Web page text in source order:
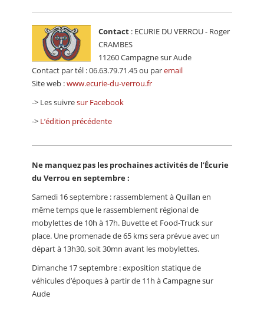
Contact : ECURIE DU VERROU - Roger
CRAMBES
11260 Campagne sur Aude
Contact par tél : 06.63.79.71.45 ou paremail
Site web :www.ecurie-du-verrou.fr
-> Les suivresur Facebook
-> L’édition précédente
Ne manquez pas les prochaines activités de l’Écurie
du Verrou en septembre :
Samedi 16 septembre : rassemblement à Quillan en
même temps que le rassemblement régional de
mobylettes de 10h à 17h. Buvette et Food-Truck sur
place. Une promenade de 65 kms sera prévue avec un
départ à 13h30, soit 30mn avant les mobylettes.
Dimanche 17 septembre : exposition statique de
véhicules d’époques à partir de 11h à Campagne sur
Aude